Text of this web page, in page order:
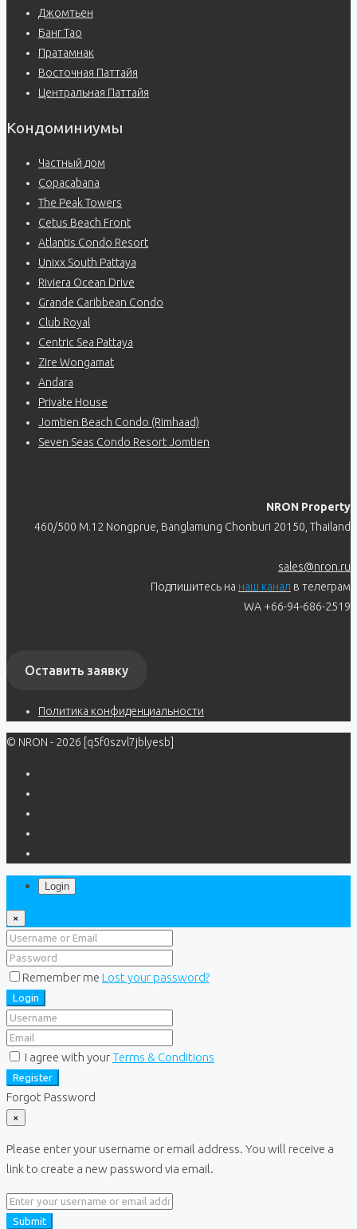
Джомтьен
Банг Тао
Пратамнак
Восточная Паттайя
Центральная Паттайя
Кондоминиумы
Частный дом
Copacabana
The Peak Towers
Cetus Beach Front
Atlantis Condo Resort
Unixx South Pattaya
Riviera Ocean Drive
Grande Caribbean Condo
Club Royal
Centric Sea Pattaya
Zire Wongamat
Andara
Private House
Jomtien Beach Condo (Rimhaad)
Seven Seas Condo Resort Jomtien
NRON Property
460/500 M.12 Nongprue, Banglamung Chonburi 20150, Thailand
sales@nron.ru
Подпишитесь на наш канал в телеграм
WA +66-94-686-2519
Оставить заявку
Политика конфиденциальности
© NRON - 2026 [q5f0szvl7jblyesb]
Login
×
Remember me Lost your password?
Login
I agree with yourTerms & Conditions
Register
Forgot Password
×
Please enter your username or email address. You will receive a
link to create a new password via email.
Submit